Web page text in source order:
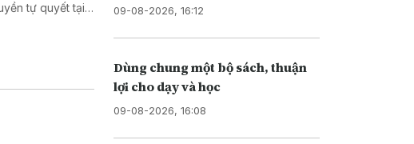
tự quyết tại
09-08-2026, 16:12
Dùng chung một bộ sách, thuận
lợi cho dạy và học
09-08-2026, 16:08